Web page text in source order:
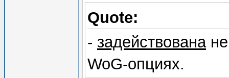
Quote:
- задействована
WoG-опциях.